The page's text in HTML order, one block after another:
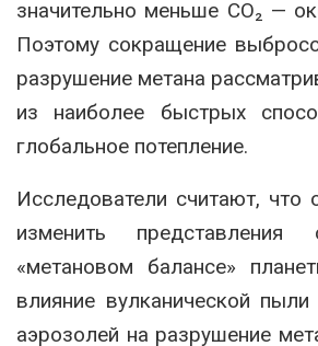
значительно меньше CO₂ —
Поэтому сокращение
разрушение метана
из наиболее быстрых
глобальное потепление.
Исследователи считают, что
изменить представления
«метановом балансе»
влияние вулканической
аэрозолей на разрушение